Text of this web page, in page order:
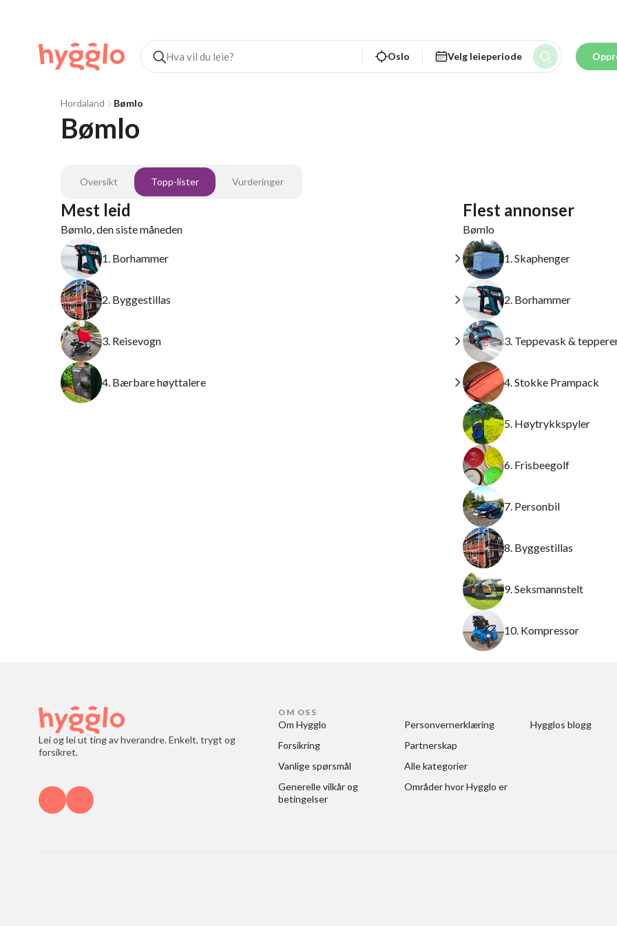
Oslo Velg leieperiode
Hordaland Bømlo
Bømlo
Oversikt Topp-lister Vurderinger
Mest leid
Bømlo, den siste måneden
1. Borhammer
2. Byggestillas
3. Reisevogn
4. Bærbare høyttalere
Flest annonser
Bømlo
1. Skaphenger
2. Borhammer
3. Teppevask &
4. Stokke Prampack
5. Høytrykkspyler
6. Frisbeegolf
7. Personbil
8. Byggestillas
9. Seksmannstelt
10. Kompressor
Lei og lei ut ting av hverandre. Enkelt, trygt og
forsikret.
OM OSS
Om Hygglo
Forsikring
Vanlige spørsmål
Generelle vilkår og
betingelser
Personvernerklæring
Partnerskap
Alle kategorier
Områder hvor Hygglo er
Hygglos blogg